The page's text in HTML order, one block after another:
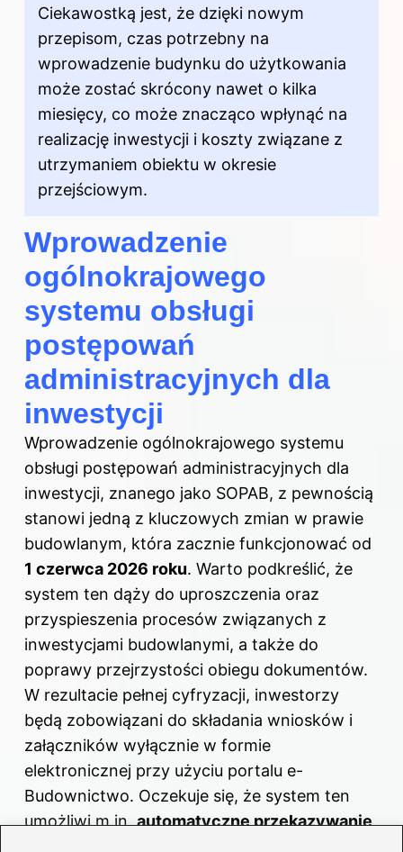
Ciekawostką jest, że dzięki nowym
przepisom, czas potrzebny na
wprowadzenie budynku do użytkowania
może zostać skrócony nawet o kilka
miesięcy, co może znacząco wpłynąć na
realizację inwestycji i koszty związane z
utrzymaniem obiektu w okresie
przejściowym.
Wprowadzenie
ogólnokrajowego
systemu obsługi
postępowań
administracyjnych dla
inwestycji
Wprowadzenie ogólnokrajowego systemu
obsługi postępowań administracyjnych dla
inwestycji, znanego jako SOPAB, z pewnością
stanowi jedną z kluczowych zmian w prawie
budowlanym, która zacznie funkcjonować od
1 czerwca 2026 roku. Warto podkreślić, że
system ten dąży do uproszczenia oraz
przyspieszenia procesów związanych z
inwestycjami budowlanymi, a także do
poprawy przejrzystości obiegu dokumentów.
W rezultacie pełnej cyfryzacji, inwestorzy
będą zobowiązani do składania wniosków i
załączników wyłącznie w formie
elektronicznej przy użyciu portalu e-
Budownictwo. Oczekuje się, że system ten
umożliwi m.in.automatyczne przekazywanie